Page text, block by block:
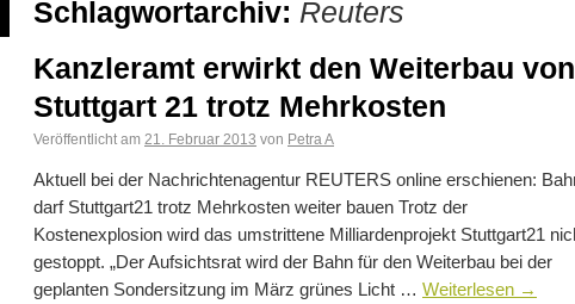
Schlagwortarchiv: Reuters
Kanzleramt erwirkt den Weiterbau von
Stuttgart 21 trotz Mehrkosten
Veröffentlicht am 21. Februar 2013 von Petra A
Aktuell bei der Nachrichtenagentur REUTERS online erschienen:
darf Stuttgart21 trotz Mehrkosten weiter bauen Trotz der
Kostenexplosion wird das umstrittene Milliardenprojekt Stuttgart21
gestoppt. „Der Aufsichtsrat wird der Bahn für den Weiterbau bei der
geplanten Sondersitzung im März grünes Licht … Weiterlesen →